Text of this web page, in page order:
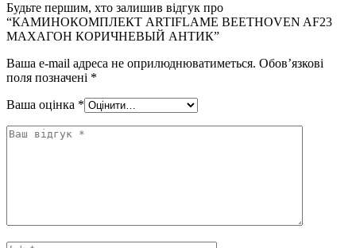
Будьте першим, хто залишив відгук про
“КАМИНОКОМПЛЕКТ ARTIFLAME BEETHOVEN AF23
МАХАГОН КОРИЧНЕВЫЙ АНТИК”
Ваша e-mail адреса не оприлюднюватиметься. Обов’язкові
поля позначені *
Ваша оцінка *